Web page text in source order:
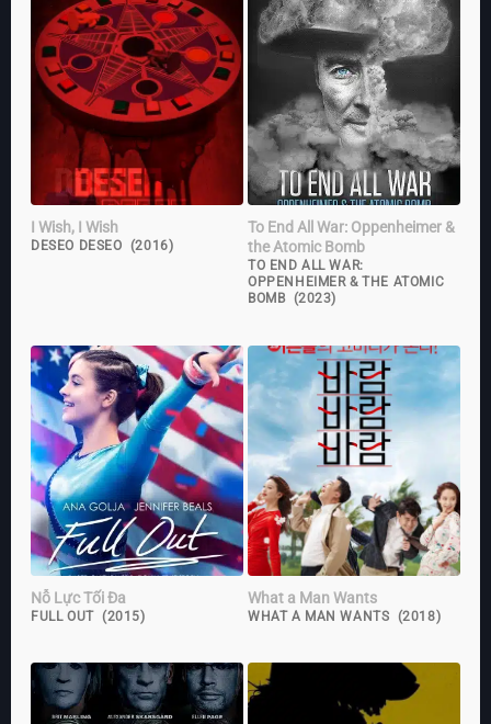
I Wish, I Wish
DESEO DESEO (2016)
To End All War: Oppenheimer &
the Atomic Bomb
TO END ALL WAR:
OPPENHEIMER & THE ATOMIC
BOMB (2023)
Nỗ Lực Tối Đa
FULL OUT (2015)
What a Man Wants
WHAT A MAN WANTS (2018)